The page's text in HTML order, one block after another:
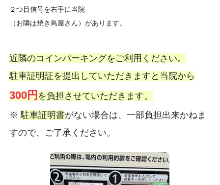
２つ目信号を右手に当院
（お隣は焼き鳥屋さん）があります。
近隣のコインパーキングをご利用ください。
駐車証明証を提出していただきますと当院から
300円を負担させていただきます。
※ 駐車証明書がない場合は、一部負担出来かねま
すので、ご了承ください。